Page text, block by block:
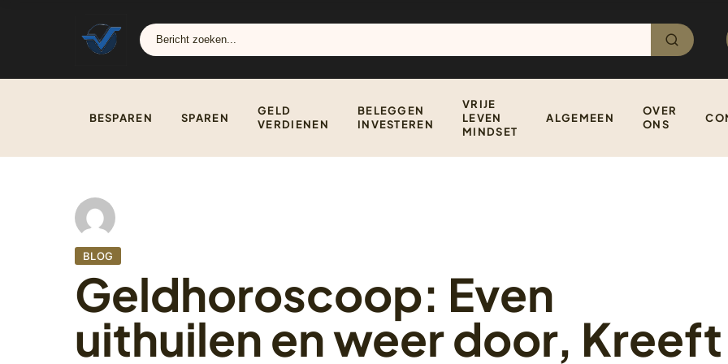
BESPAREN SPAREN
GELD
VERDIENEN
BELEGGEN
INVESTEREN
VRIJE
LEVEN
MINDSET
ALGEMEEN
OVER
ONS
BLOG
Geldhoroscoop: Even
uithuilen en weer door, Kreeft